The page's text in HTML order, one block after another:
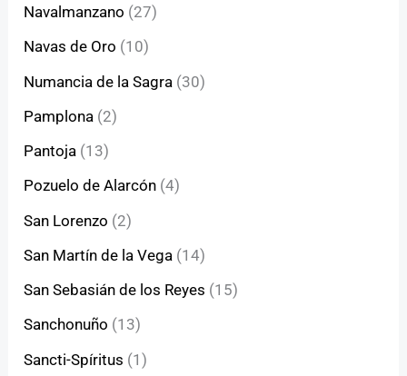
Navalmanzano (27)
Navas de Oro (10)
Numancia de la Sagra (30)
Pamplona (2)
Pantoja (13)
Pozuelo de Alarcón (4)
San Lorenzo (2)
San Martín de la Vega (14)
San Sebasián de los Reyes (15)
Sanchonuño (13)
Sancti-Spíritus (1)